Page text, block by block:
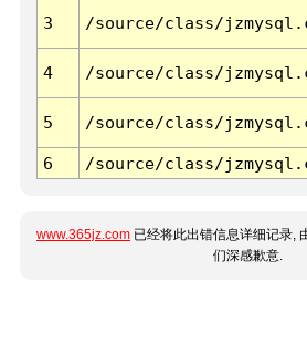
3 /source/class/
4 /source/class/
5 /source/class/
6 /source/class/
www.365jz.com 已经将此出错信息详细记录,
们深感歉意.